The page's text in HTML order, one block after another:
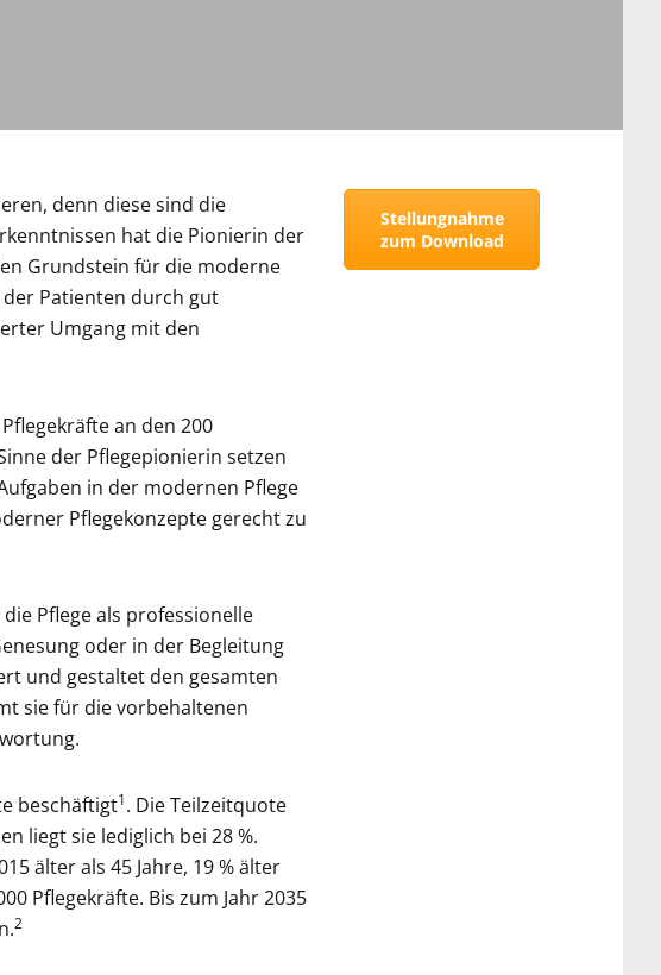
denn diese sind die
hat die Pionierin der
Grundstein für die moderne
Patienten durch gut
Umgang mit den
an den 200
der Pflegepionierin setzen
in der modernen Pflege
Pflegekonzepte gerecht zu
Pflege als professionelle
oder in der Begleitung
und gestaltet den gesamten
sie für die vorbehaltenen
beschäftigt1. Die Teilzeitquote
liegt sie lediglich bei 28 %.
älter als 45 Jahre, 19 % älter
Pflegekräfte. Bis zum Jahr 2035
2
Stellungnahme
zum Download